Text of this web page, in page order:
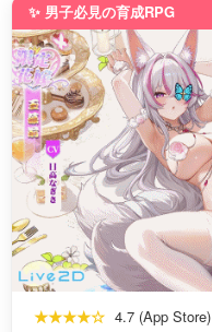
✨ 男子必見の育成RPG
★★★★☆ 4.7 (App Store)